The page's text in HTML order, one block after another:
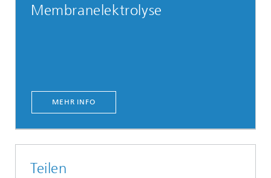
Membranelektrolyse
MEHR INFO
Teilen